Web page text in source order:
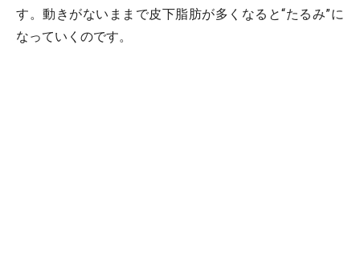
す。動きがないままで皮下脂肪が多くなると“たるみ”に
なっていくのです。